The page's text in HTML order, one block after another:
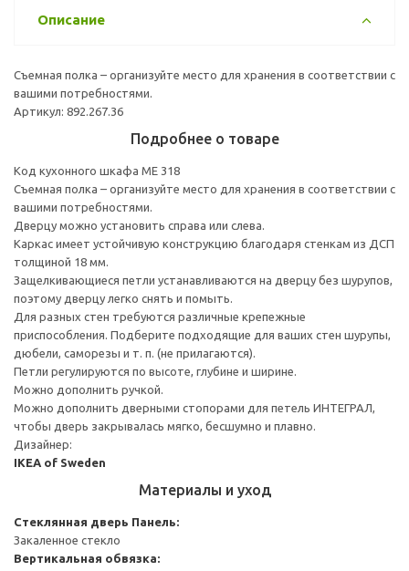
Описание
Съемная полка – организуйте место для хранения в соответствии с
вашими потребностями.
Артикул: 892.267.36
Подробнее о товаре
Код кухонного шкафа ME 318
Съемная полка – организуйте место для хранения в соответствии с
вашими потребностями.
Дверцу можно установить справа или слева.
Каркас имеет устойчивую конструкцию благодаря стенкам из ДСП
толщиной 18 мм.
Защелкивающиеся петли устанавливаются на дверцу без шурупов,
поэтому дверцу легко снять и помыть.
Для разных стен требуются различные крепежные
приспособления. Подберите подходящие для ваших стен шурупы,
дюбели, саморезы и т. п. (не прилагаются).
Петли регулируются по высоте, глубине и ширине.
Можно дополнить ручкой.
Можно дополнить дверными стопорами для петель ИНТЕГРАЛ,
чтобы дверь закрывалась мягко, бесшумно и плавно.
Дизайнер:
IKEA of Sweden
Материалы и уход
Стеклянная дверь Панель:
Закаленное стекло
Вертикальная обвязка: